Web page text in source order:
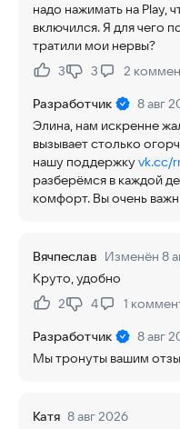
надо нажимать на Play,
включился. Я для чего
тратили мои нервы?
Нравится:
3Не нравится:
3 2
Разработчик
8 авг
Элина, нам искренне
вызывает столько
нашу поддержку vk.cc/
разберёмся в каждой
комфорт. Вы очень
Вячпеслав Изменён 8
Круто, удобно
Нравится:
2Не нравится:
4 1
Разработчик
8 авг
Мы тронуты вашим
Катя 8 авг 2026